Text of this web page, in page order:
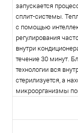
запускается
сплит-системы.
с помощью
регулирования
внутри
течение 30 минут.
технологии вся
стерилизуется, а
микроорганизмы